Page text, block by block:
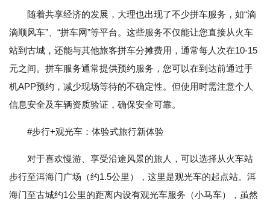
随着共享经济的发展，大理也出现了不少拼车服务，如“滴
滴顺风车”、“拼车网”等平台。这些服务不仅能让您直接从火车
站到古城，还能与其他旅客拼车分摊费用，通常每人次在10-15
元之间。拼车服务通常提供预约服务，您可以在到达前通过手
机APP预约，减少现场等待的不确定性。但使用时需注意个人
信息安全及车辆资质验证，确保安全可靠。
#步行+观光车：体验式旅行新体验
对于喜欢慢游、享受沿途风景的旅人，可以选择从火车站
步行至洱海门广场（约1.5公里），这里是观光车的起点站。洱
海门至古城约1公里的距离内设有观光车服务（小马车），虽然